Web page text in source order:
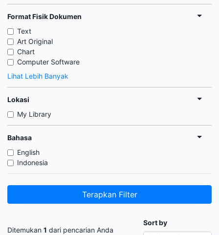
Format Fisik Dokumen
Text
Art Original
Chart
Computer Software
Lihat Lebih Banyak
Lokasi
My Library
Bahasa
English
Indonesia
Terapkan Filter
Ditemukan 1 dari pencarian Anda
Sort by